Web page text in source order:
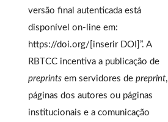
versão final autenticada está
disponível on-line em:
https://doi.org/[inserir DOI]”. A
RBTCC incentiva a publicação de
preprints em servidores de preprint,
páginas dos autores ou páginas
institucionais e a comunicação